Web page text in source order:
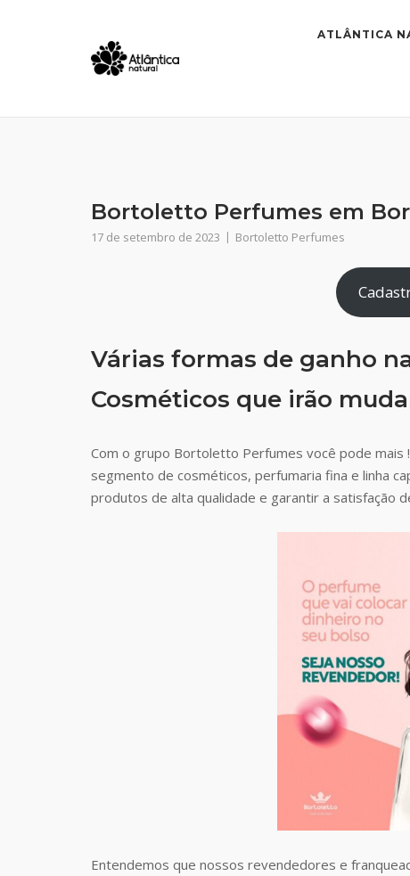
ATLÂNTICA
Bortoletto Perfumes em
17 de setembro de 2023 Bortoletto Perfumes
Várias formas de ganho
Cosméticos que irão
Com o grupo Bortoletto Perfumes você pode mais
segmento de cosméticos, perfumaria fina e linha
produtos de alta qualidade e garantir a satisfação
Entendemos que nossos revendedores e